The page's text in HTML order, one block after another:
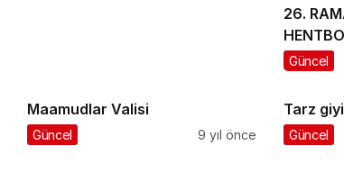
26.
Güncel
Maamudlar Valisi
Güncel 9 yıl önce
Tarz
Güncel